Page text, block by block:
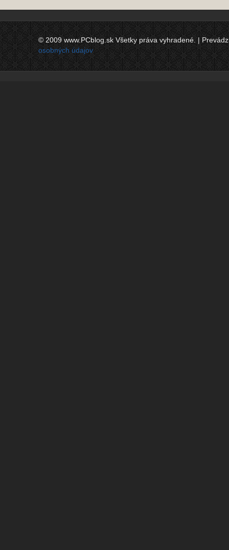
© 2009 www.PCblog.sk Všetky práva vyhradené. |
osobných údajov